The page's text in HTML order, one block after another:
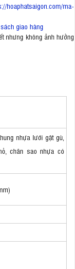
hoaphatsaigon.com/ma-
giao hàng
nhưng không ảnh hưởng
nhựa lưới gật gù,
chân sao nhựa có